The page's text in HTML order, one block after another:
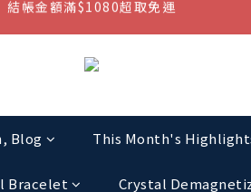
結帳金額滿$1080超取免運
入官方LINE帳號，獲得50元現金券
Blog This Month's
Bracelet Crystal